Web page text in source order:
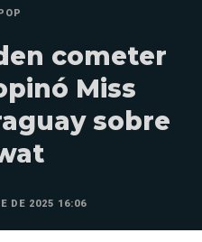
cometer
Miss
sobre
DE 2025 16:06